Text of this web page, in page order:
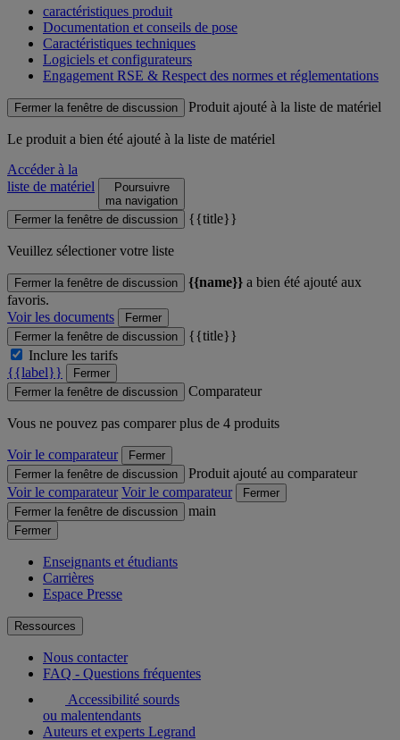
caractéristiques produit
Documentation et conseils de pose
Caractéristiques techniques
Logiciels et configurateurs
Engagement RSE & Respect des normes et réglementations
Fermer la fenêtre de discussion Produit ajouté à la liste de matériel
Le produit a bien été ajouté à la liste de matériel
Accéder à la
liste de matériel
Poursuivre
ma navigation
Fermer la fenêtre de discussion
{{title}}
Veuillez sélectioner votre liste
Fermer la fenêtre de discussion {{name}} a bien été ajouté aux
favoris.
Voir les documents
Fermer
Fermer la fenêtre de discussion
{{title}}
Inclure les tarifs
{{label}}
Fermer
Fermer la fenêtre de discussion
Comparateur
Vous ne pouvez pas comparer plus de 4 produits
Voir le comparateur
Fermer
Fermer la fenêtre de discussion
Produit ajouté au comparateur
Voir le comparateur Voir le comparateur
Fermer
Fermer la fenêtre de discussion
main
Fermer
Enseignants et étudiants
Carrières
Espace Presse
Ressources
Nous contacter
FAQ - Questions fréquentes
Accessibilité sourds
ou malentendants
Auteurs et experts Legrand